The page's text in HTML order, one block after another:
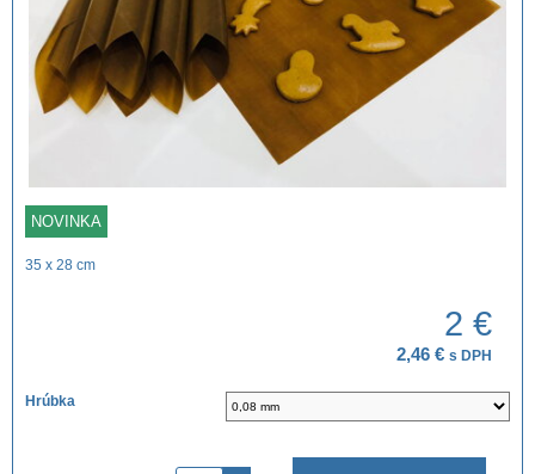
NOVINKA
35 x 28 cm
2 €
2,46 € s DPH
Hrúbka